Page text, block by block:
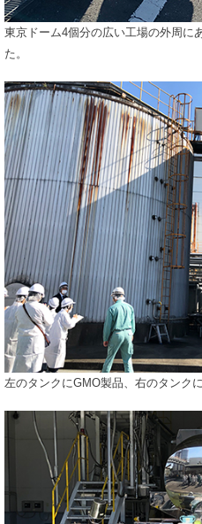
東京ドーム4個分の広い工場の外周に
た。
左のタンクにGMO製品、右のタンク